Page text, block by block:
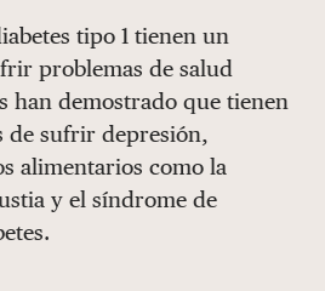
DONARtipo 1 tienen un
problemas de salud
han demostrado que tienen
de sufrir depresión,
alimentarios como la
y el síndrome de